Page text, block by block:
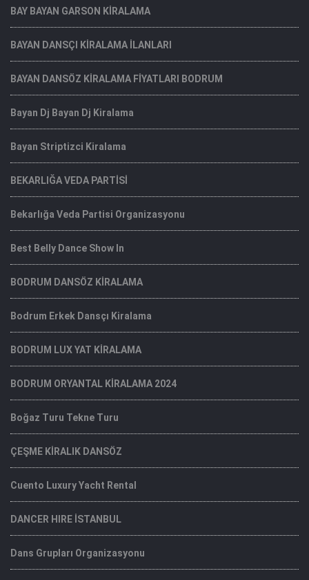
BAY BAYAN GARSON KİRALAMA
BAYAN DANSÇI KİRALAMA İLANLARI
BAYAN DANSÖZ KİRALAMA FİYATLARI BODRUM
Bayan Dj Bayan Dj Kiralama
Bayan Striptizci Kiralama
BEKARLIĞA VEDA PARTİSİ
Bekarlığa Veda Partisi Organizasyonu
Best Belly Dance Show In
BODRUM DANSÖZ KİRALAMA
Bodrum Erkek Dansçı Kiralama
BODRUM LUX YAT KİRALAMA
BODRUM ORYANTAL KİRALAMA 2024
Boğaz Turu Tekne Turu
ÇEŞME KİRALIK DANSÖZ
Cuento Luxury Yacht Rental
DANCER HIRE İSTANBUL
Dans Grupları Organizasyonu